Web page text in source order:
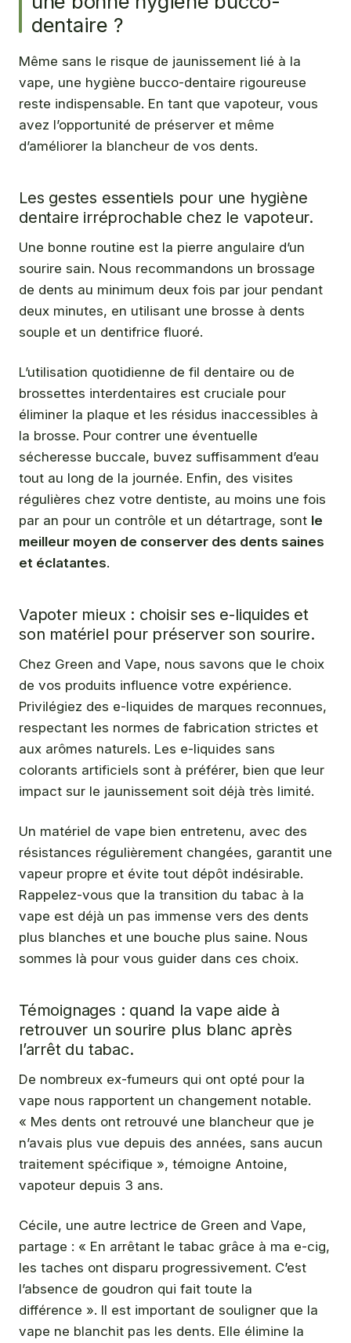
dentaire ?
Même sans le risque de jaunissement lié à la
vape, une hygiène bucco-dentaire rigoureuse
reste indispensable. En tant que vapoteur, vous
avez l’opportunité de préserver et même
d’améliorer la blancheur de vos dents.
Les gestes essentiels pour une hygiène
dentaire irréprochable chez le vapoteur.
Une bonne routine est la pierre angulaire d’un
sourire sain. Nous recommandons un brossage
de dents au minimum deux fois par jour pendant
deux minutes, en utilisant une brosse à dents
souple et un dentifrice fluoré.
L’utilisation quotidienne de fil dentaire ou de
brossettes interdentaires est cruciale pour
éliminer la plaque et les résidus inaccessibles à
la brosse. Pour contrer une éventuelle
sécheresse buccale, buvez suffisamment d’eau
tout au long de la journée. Enfin, des visites
régulières chez votre dentiste, au moins une fois
par an pour un contrôle et un détartrage, sont le
meilleur moyen de conserver des dents saines
et éclatantes.
Vapoter mieux : choisir ses e-liquides et
son matériel pour préserver son sourire.
Chez Green and Vape, nous savons que le choix
de vos produits influence votre expérience.
Privilégiez des e-liquides de marques reconnues,
respectant les normes de fabrication strictes et
aux arômes naturels. Les e-liquides sans
colorants artificiels sont à préférer, bien que leur
impact sur le jaunissement soit déjà très limité.
Un matériel de vape bien entretenu, avec des
résistances régulièrement changées, garantit une
vapeur propre et évite tout dépôt indésirable.
Rappelez-vous que la transition du tabac à la
vape est déjà un pas immense vers des dents
plus blanches et une bouche plus saine. Nous
sommes là pour vous guider dans ces choix.
Témoignages : quand la vape aide à
retrouver un sourire plus blanc après
l’arrêt du tabac.
De nombreux ex-fumeurs qui ont opté pour la
vape nous rapportent un changement notable.
« Mes dents ont retrouvé une blancheur que je
n’avais plus vue depuis des années, sans aucun
traitement spécifique », témoigne Antoine,
vapoteur depuis 3 ans.
Cécile, une autre lectrice de Green and Vape,
partage : « En arrêtant le tabac grâce à ma e-cig,
les taches ont disparu progressivement. C’est
l’absence de goudron qui fait toute la
différence ». Il est important de souligner que la
vape ne blanchit pas les dents. Elle élimine la